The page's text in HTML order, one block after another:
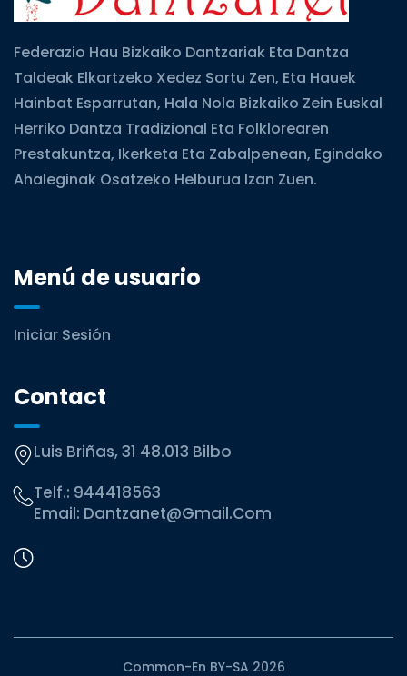
Federazio Hau Bizkaiko Dantzariak Eta Dantza
Taldeak Elkartzeko Xedez Sortu Zen, Eta Hauek
Hainbat Esparrutan, Hala Nola Bizkaiko Zein Euskal
Herriko Dantza Tradizional Eta Folklorearen
Prestakuntza, Ikerketa Eta Zabalpenean, Egindako
Ahaleginak Osatzeko Helburua Izan Zuen.
Menú de usuario
Iniciar Sesión
Contact
Luis Briñas, 31 48.013 Bilbo
Telf.: 944418563
Email: Dantzanet@gmail.com
Common-En BY-SA 2026